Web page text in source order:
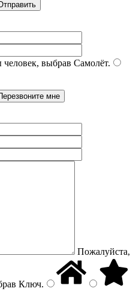
выбрав Самолёт.
Пожалуйста,
Ключ.